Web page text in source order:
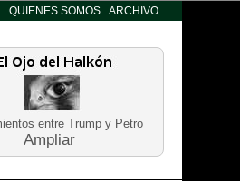
QUIENES SOMOS ARCHIVO
entre Trump y Petro
Ampliar